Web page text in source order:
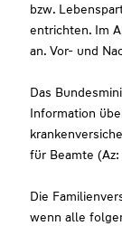
bzw.
entrichten. Im
an. Vor- und
Das
Information
für Beamte (Az:
Die
wenn alle